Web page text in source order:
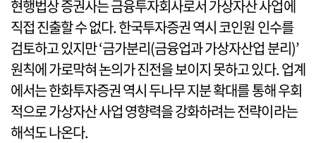
현행법상 증권사는 금융투자회사로서 가상자산 사업에
직접 진출할 수 없다. 한국투자증권 역시 코인원 인수를
검토하고 있지만 ‘금가분리(금융업과 가상자산업 분리)’
원칙에 가로막혀 논의가 진전을 보이지 못하고 있다. 업계
에서는 한화투자증권 역시 두나무 지분 확대를 통해 우회
적으로 가상자산 사업 영향력을 강화하려는 전략이라는
해석도 나온다.